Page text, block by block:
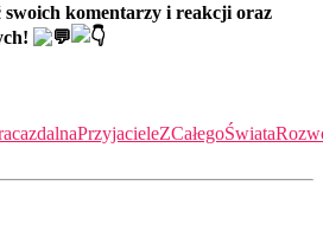
swoich komentarzy i reakcji oraz
PrzyjacieleZCałegoŚwiata